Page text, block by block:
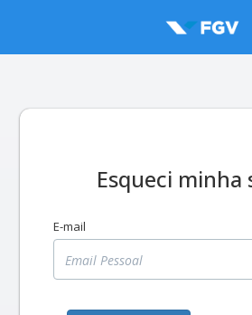
Esqueci minha
E-mail